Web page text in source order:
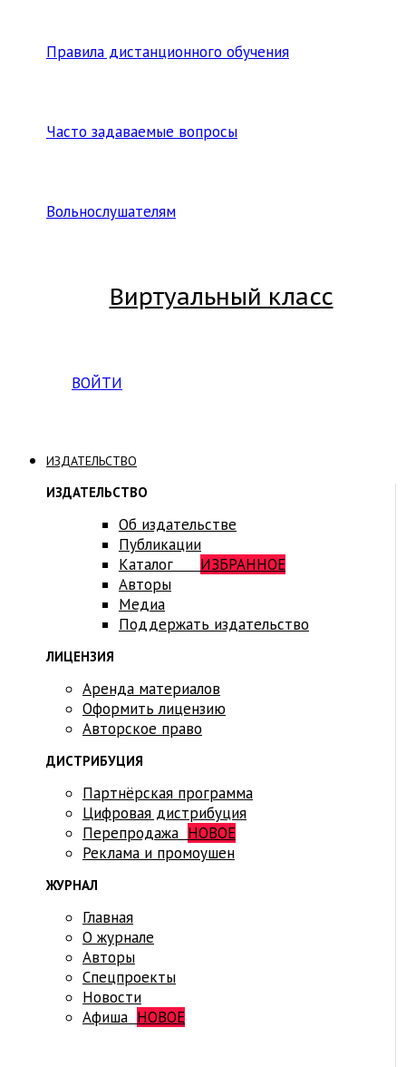
Правила дистанционного обучения
Часто задаваемые вопросы
Вольнослушателям
Виртуальный класс
ВОЙТИ
ИЗДАТЕЛЬСТВО
ИЗДАТЕЛЬСТВО
Об издательстве
Публикации
Каталог ИЗБРАННОЕ
Авторы
Медиа
Поддержать издательство
ЛИЦЕНЗИЯ
Аренда материалов
Оформить лицензию
Авторское право
ДИСТРИБУЦИЯ
Партнёрская программа
Цифровая дистрибуция
Перепродажа НОВОЕ
Реклама и промоушен
ЖУРНАЛ
Главная
О журнале
Авторы
Спецпроекты
Новости
Афиша НОВОЕ